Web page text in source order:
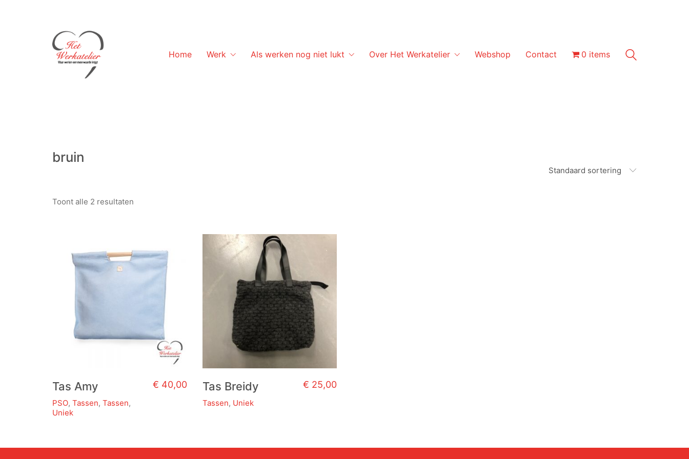
Home Werk Als werken nog niet lukt Over Het Werkatelier Webshop Contact 0 items
bruin
Toont alle 2 resultaten
Standaard sortering
Tas Amy
PSO, Tassen, Tassen,
Uniek
meerdere
€ 40,00 Tas Breidy
Tassen, Uniek
variaties.
€ 25,00